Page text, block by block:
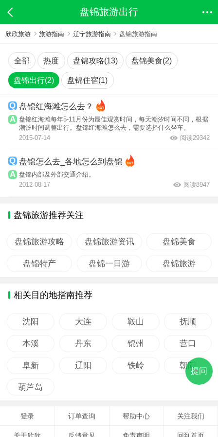
盘锦旅游出行
欣欣旅游 旅游指南 辽宁旅游指南 盘锦旅游指南
全部 热度 盘锦攻略(13) 盘锦美食(2)
盘锦出行(2) 盘锦住宿(1)
盘锦红海滩怎么去？
盘锦红海滩每年5-11月份为最佳观赏时间，每天潮汐时间不同，根据
潮汐时间调整出行。盘锦红海滩怎么去，需要选择什么坐车。
2015-07-14
阅读29342
盘锦怎么去_各地怎么到盘锦
盘锦内部及外部交通介绍。
2012-08-17
阅读8947
盘锦旅游推荐关注
盘锦旅游攻略 盘锦旅游资讯 盘锦美食
盘锦特产 盘锦一日游 盘锦旅游
相关目的地指南推荐
沈阳 大连 鞍山 抚顺
本溪 丹东 锦州 营口
阜新 辽阳 铁岭 朝阳
葫芦岛
提问
登录 订单查询 帮助中心 关注我们